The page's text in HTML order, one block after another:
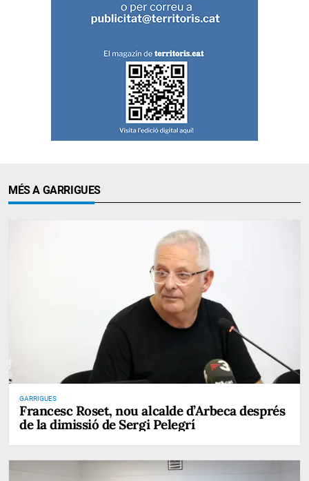
MÉS A GARRIGUES
GARRIGUES
Francesc Roset, nou alcalde d’Arbeca després
de la dimissió de Sergi Pelegrí